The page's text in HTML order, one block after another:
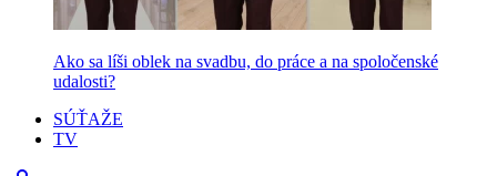
Ako sa líši oblek na svadbu, do práce a na spoločenské
udalosti?
SÚŤAŽE
TV